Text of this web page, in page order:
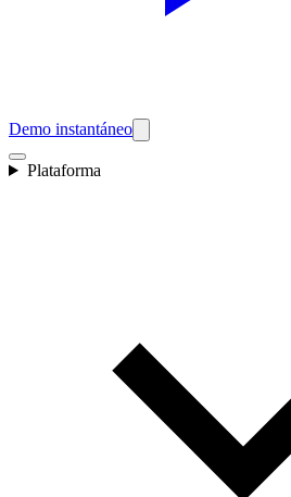
Demo instantáneo
Plataforma